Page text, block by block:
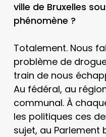
ville de Bruxelles
phénomène ?
Totalement. Nous
problème de
train de nous
Au fédéral, au
communal. À
les politiques ces
sujet, au Parlement